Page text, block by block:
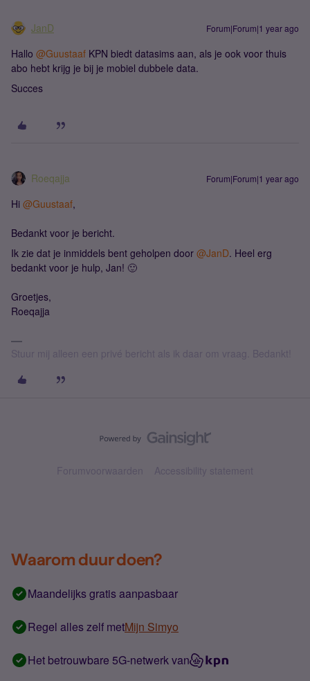
JanD Forum|Forum|1 year ago
Hallo @Guustaaf KPN biedt datasims aan, als je ook voor thuis
abo hebt krijg je bij je mobiel dubbele data.
Succes
Roeqajja Forum|Forum|1 year ago
Hi @Guustaaf,
Bedankt voor je bericht.
Ik zie dat je inmiddels bent geholpen door @JanD. Heel erg
bedankt voor je hulp, Jan! 🙂
Groetjes,
Roeqajja
Stuur mij alleen een privé bericht als ik daar om vraag. Bedankt!
Forumvoorwaarden Accessibility statement
Waarom duur doen?
Maandelijks gratis aanpasbaar
Regel alles zelf metMijn Simyo
Het betrouwbare 5G-netwerk van